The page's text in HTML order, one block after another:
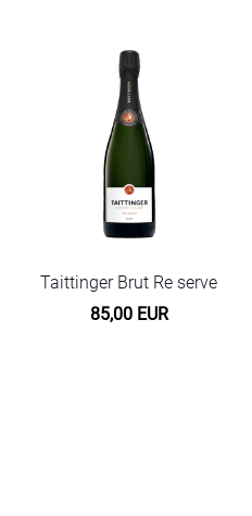
Taittinger Brut Re serve
85,00 EUR